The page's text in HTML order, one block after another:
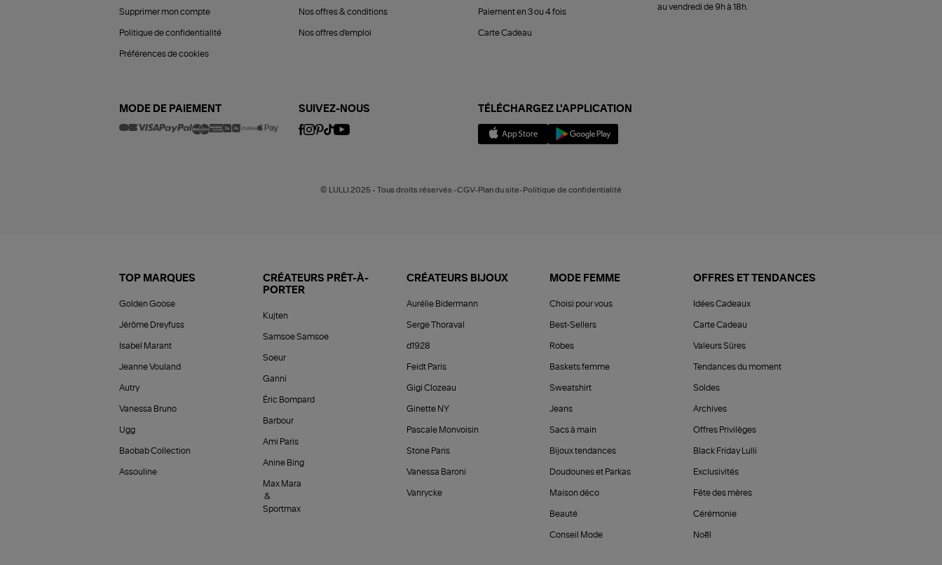
Supprimer mon compte
Politique de confidentialité
Préférences de cookies
Nos offres & conditions
Nos offres d'emploi
Paiement en 3 ou 4 fois
Carte Cadeau
au vendredi de 9h à 18h.
MODE DE PAIEMENT SUIVEZ-NOUS TÉLÉCHARGEZ L'APPLICATION
© LULLI 2025 - Tous droits réservés -CGV-Plan du site-Politique de confidentialité
TOP MARQUES
Golden Goose
Jérôme Dreyfuss
Isabel Marant
Jeanne Vouland
Autry
Vanessa Bruno
Ugg
Baobab Collection
Assouline
CRÉATEURS PRÊT-À-
PORTER
Kujten
Samsoe Samsoe
Soeur
Ganni
Éric Bompard
Barbour
Ami Paris
Anine Bing
Max Mara
&
Sportmax
CRÉATEURS BIJOUX
Aurélie Bidermann
Serge Thoraval
d1928
Feidt Paris
Gigi Clozeau
Ginette NY
Pascale Monvoisin
Stone Paris
Vanessa Baroni
Vanrycke
MODE FEMME
Choisi pour vous
Best-Sellers
Robes
Baskets femme
Sweatshirt
Jeans
Sacs à main
Bijoux tendances
Doudounes et Parkas
Maison déco
Beauté
Conseil Mode
OFFRES ET TENDANCES
Idées Cadeaux
Carte Cadeau
Valeurs Sûres
Tendances du moment
Soldes
Archives
Offres Privilèges
Black Friday Lulli
Exclusivités
Fête des mères
Cérémonie
Noël